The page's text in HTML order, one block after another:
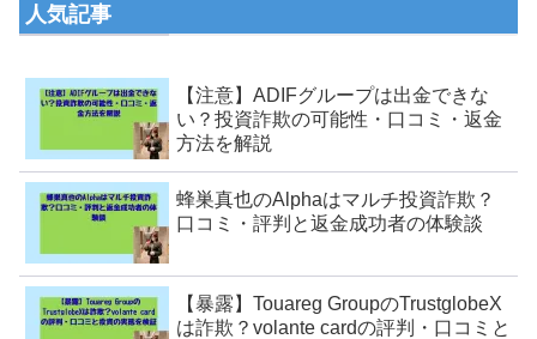
人気記事
【注意】ADIFグループは出金できな
い？投資詐欺の可能性・口コミ・返金
方法を解説
蜂巣真也のAlphaはマルチ投資詐欺？
口コミ・評判と返金成功者の体験談
【暴露】Touareg GroupのTrustglobeX
は詐欺？volante cardの評判・口コミと